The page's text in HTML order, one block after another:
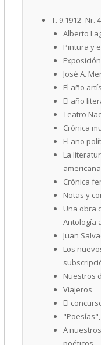
T. 9.1912=Nr.
Alberto
Pintura y
José A.
El año
El año
Teatro
Crónica
El año
La
americana
Crónica
Notas y
Una obra
Antología
Juan
Los
Nuestros
Viajeros
El
A